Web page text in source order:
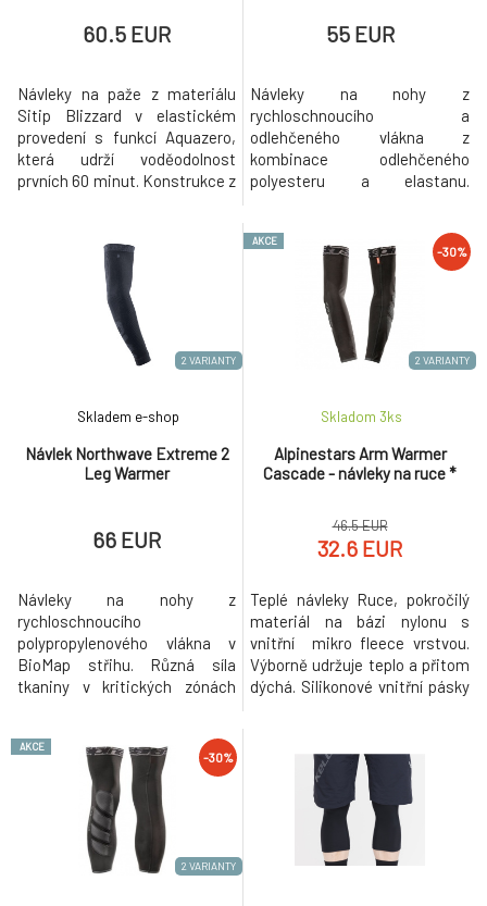
60.5 EUR
Návleky na paže z materiálu
Sitip Blizzard v elastickém
provedení s funkcí Aquazero,
která udrží voděodolnost
prvních 60 minut. Konstrukce z
55 EUR
Návleky na nohy z
rychloschnoucího a
odlehčeného vlákna z
kombinace odlehčeného
polyesteru a elastanu.
Northwave.
2 VARIANTY
Návlek Northwave Extreme 2
Leg Warmer
Skladem e-shop
66 EUR
Návleky na nohy z
rychloschnoucího
polypropylenového vlákna v
BioMap střihu. Různá síla
tkaniny v kritických zónách
vyšší pohodlí.
2 VARIANTY
AKCE
-30%
Alpinestars Arm Warmer
Cascade - návleky na ruce *
Skladom 3ks
46.5 EUR
32.6 EUR
Teplé návleky Ruce, pokročilý
materiál na bázi nylonu s
vnitřní mikro fleece vrstvou.
Výborně udržuje teplo a přitom
dýchá. Silikonové vnitřní pásky
design pro pravou a levou
končetinu. Ochranné panely
proti abrazi a strategicky
rozmístěné ochranné dílce z
viscoelastické pěny
2 VARIANTY
AKCE
-30%